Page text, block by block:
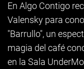
En Algo Contigo
Valensky para
"Barrullo", un
magia del café
en la Sala